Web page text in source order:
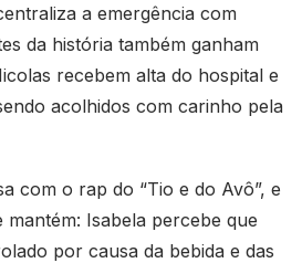
a emergência com
da história também ganham
recebem alta do hospital e
acolhidos com carinho pela
com o rap do “Tio e do Avô”, e
mantém: Isabela percebe que
por causa da bebida e das